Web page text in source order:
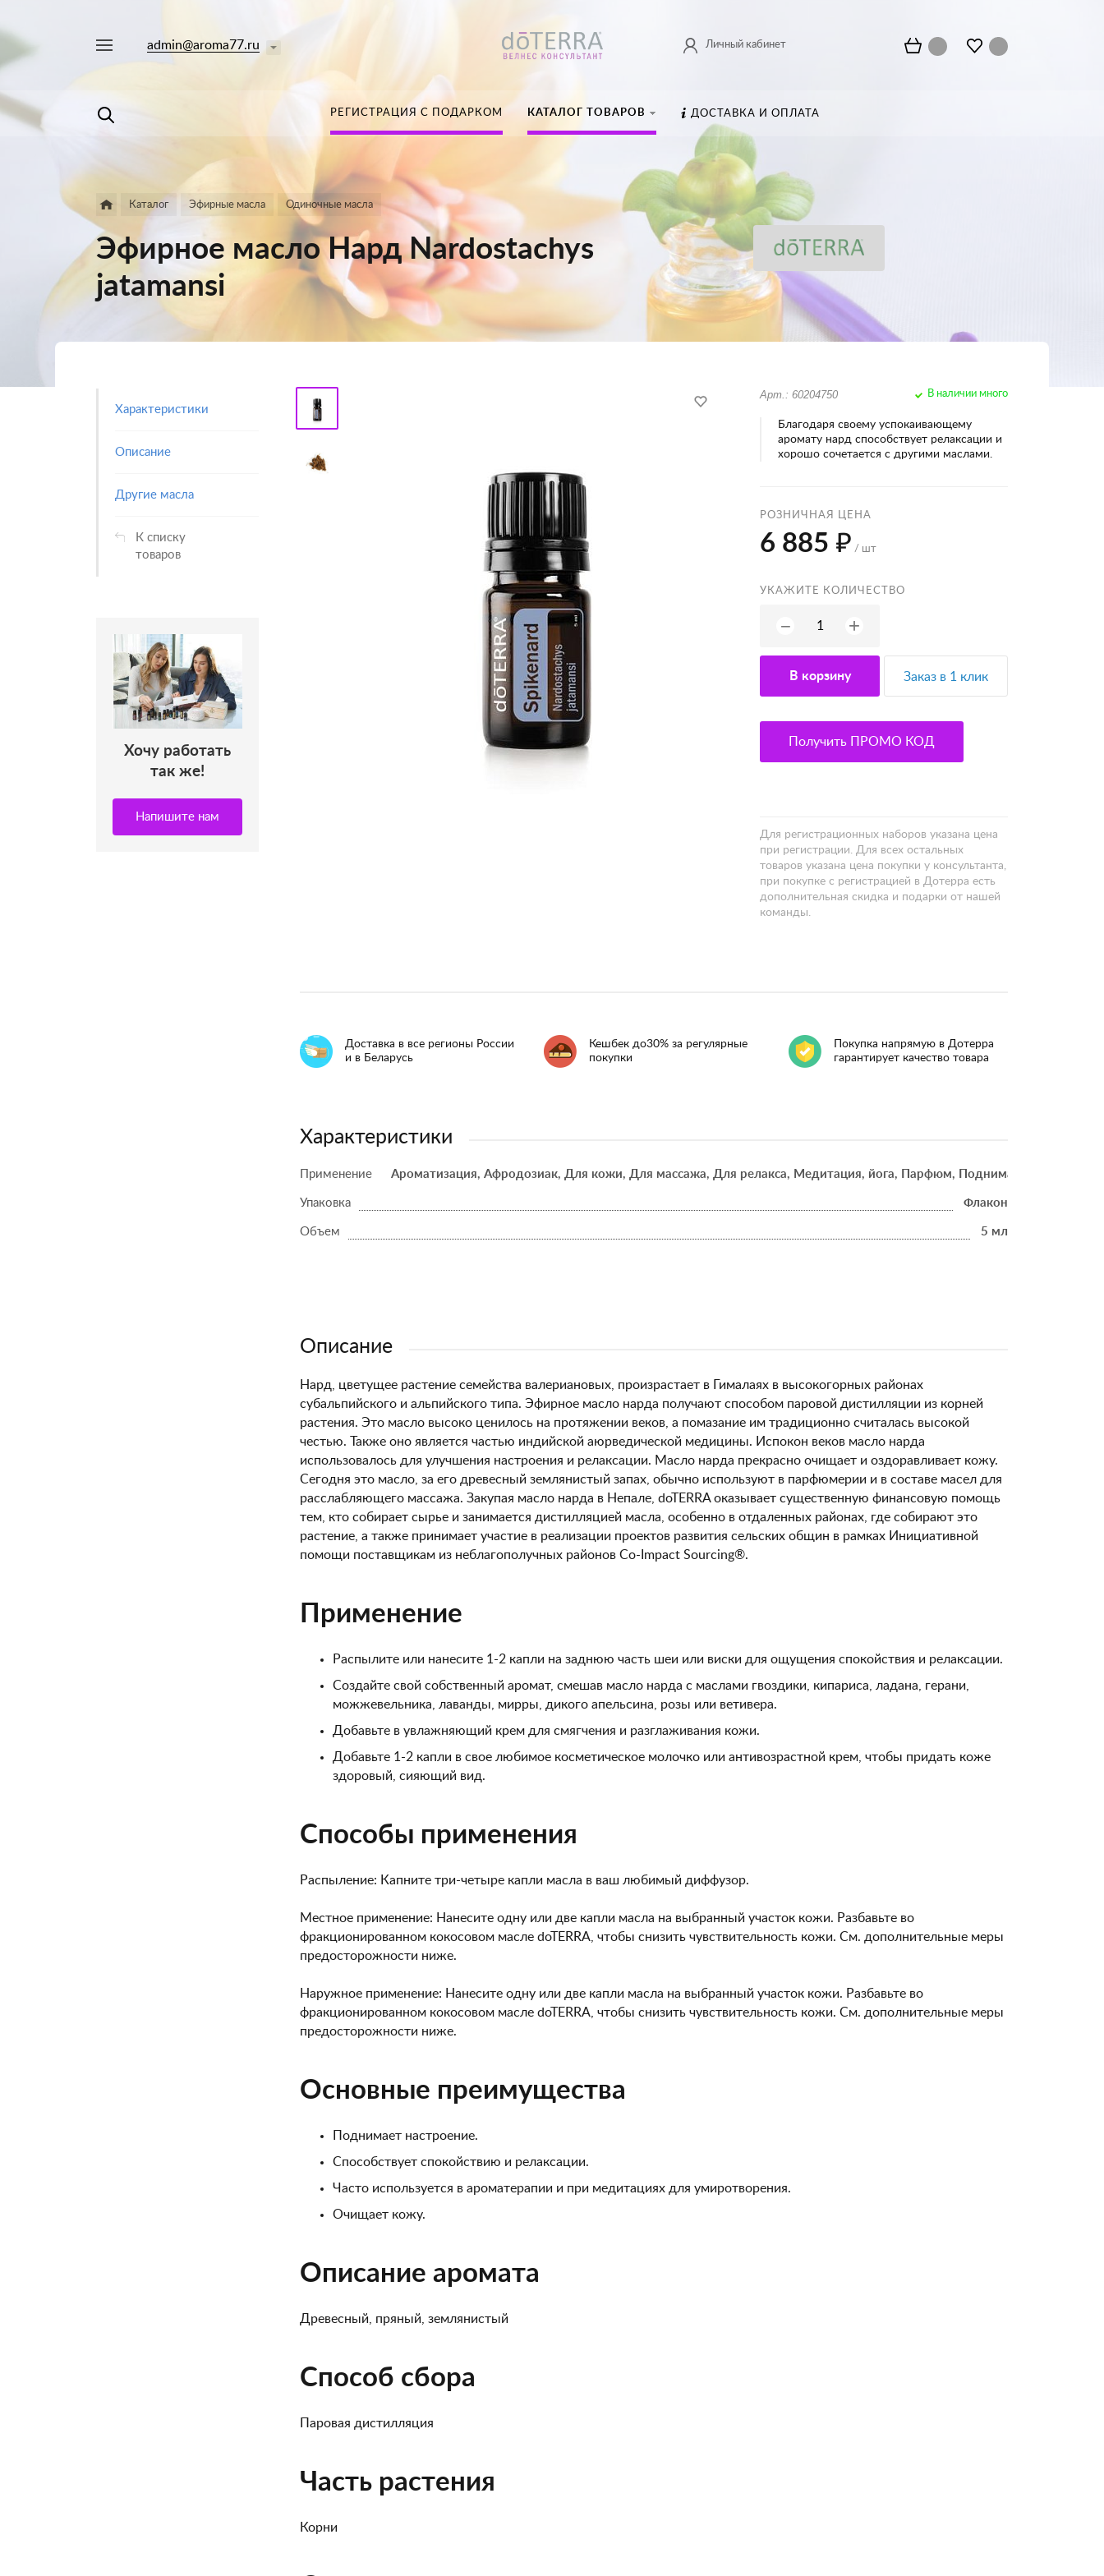
лаванда
admin@aroma77.ru Личный кабинет
РЕГИСТРАЦИЯ С ПОДАРКОМ КАТАЛОГ ТОВАРОВ ДОСТАВКА И ОПЛАТА
Каталог Эфирные масла Одиночные масла
Эфирное масло Нард Nardostachys
jatamansi
Характеристики
Описание
Другие масла
К списку
товаров
Хочу работать
так же!
Напишите нам
Арт.: 60204750 В наличии много
Благодаря своему успокаивающему
аромату нард способствует релаксации и
хорошо сочетается с другими маслами.
РОЗНИЧНАЯ ЦЕНА
6 885 ₽ / шт
УКАЖИТЕ КОЛИЧЕСТВО
− +
В корзину Заказ в 1 клик
Получить ПРОМО КОД
Для регистрационных наборов указана цена
при регистрации. Для всех остальных
товаров указана цена покупки у консультанта,
при покупке с регистрацией в Дотерра есть
дополнительная скидка и подарки от нашей
команды.
Доставка в все регионы России
и в Беларусь
Кешбек до30% за регулярные
покупки
Покупка напрямую в Дотерра
гарантирует качество товара
Характеристики
Применение Ароматизация, Афродозиак, Для кожи, Для массажа, Для релакса, Медитация, йога, Парфюм, Поднимает настроение
Упаковка Флакон
Объем 5 мл
Описание
Нард, цветущее растение семейства валериановых, произрастает в Гималаях в высокогорных районах
субальпийского и альпийского типа. Эфирное масло нарда получают способом паровой дистилляции из корней
растения. Это масло высоко ценилось на протяжении веков, а помазание им традиционно считалась высокой
честью. Также оно является частью индийской аюрведической медицины. Испокон веков масло нарда
использовалось для улучшения настроения и релаксации. Масло нарда прекрасно очищает и оздоравливает кожу.
Сегодня это масло, за его древесный землянистый запах, обычно используют в парфюмерии и в составе масел для
расслабляющего массажа. Закупая масло нарда в Непале, doTERRA оказывает существенную финансовую помощь
тем, кто собирает сырье и занимается дистилляцией масла, особенно в отдаленных районах, где собирают это
растение, а также принимает участие в реализации проектов развития сельских общин в рамках Инициативной
помощи поставщикам из неблагополучных районов Co-Impact Sourcing®.
Применение
Распылите или нанесите 1-2 капли на заднюю часть шеи или виски для ощущения спокойствия и релаксации.
Создайте свой собственный аромат, смешав масло нарда с маслами гвоздики, кипариса, ладана, герани,
можжевельника, лаванды, мирры, дикого апельсина, розы или ветивера.
Добавьте в увлажняющий крем для смягчения и разглаживания кожи.
Добавьте 1-2 капли в свое любимое косметическое молочко или антивозрастной крем, чтобы придать коже
здоровый, сияющий вид.
Способы применения
Распыление: Капните три-четыре капли масла в ваш любимый диффузор.
Местное применение: Нанесите одну или две капли масла на выбранный участок кожи. Разбавьте во
фракционированном кокосовом масле doTERRA, чтобы снизить чувствительность кожи. См. дополнительные меры
предосторожности ниже.
Наружное применение: Нанесите одну или две капли масла на выбранный участок кожи. Разбавьте во
фракционированном кокосовом масле doTERRA, чтобы снизить чувствительность кожи. См. дополнительные меры
предосторожности ниже.
Основные преимущества
Поднимает настроение.
Способствует спокойствию и релаксации.
Часто используется в ароматерапии и при медитациях для умиротворения.
Очищает кожу.
Описание аромата
Древесный, пряный, землянистый
Способ сбора
Паровая дистилляция
Часть растения
Корни